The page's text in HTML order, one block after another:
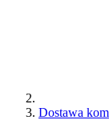
Dostawa